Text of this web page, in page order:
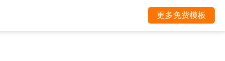
更多免费模板